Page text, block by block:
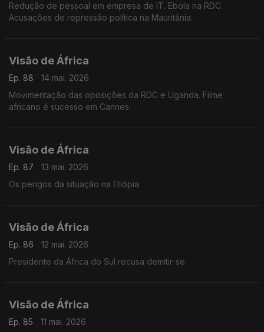
Redução de pessoal em empresa de IT. Ebola na RDC.
Acusações de repressão política na Mauritânia.
Visão de África
Ep. 88
14 mai. 2026
Movimentação das oposições da RDC e Uganda. Filme
africano é sucesso em Cannes.
Visão de África
Ep. 87
13 mai. 2026
Os perigos da situação na Etiópia.
Visão de África
Ep. 86
12 mai. 2026
Presidente da África do Sul recusa demitir-se.
Visão de África
Ep. 85
11 mai. 2026